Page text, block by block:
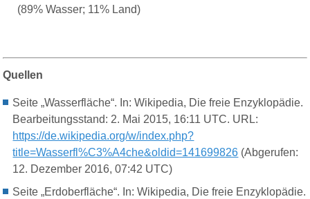
(89% Wasser; 11% Land)
Quellen
Seite „Wasserfläche“. In: Wikipedia, Die freie Enzyklopädie.
Bearbeitungsstand: 2. Mai 2015, 16:11 UTC. URL:
https://de.wikipedia.org/w/index.php?
title=Wasserfl%C3%A4che&oldid=141699826 (Abgerufen:
12. Dezember 2016, 07:42 UTC)
Seite „Erdoberfläche“. In: Wikipedia, Die freie Enzyklopädie.